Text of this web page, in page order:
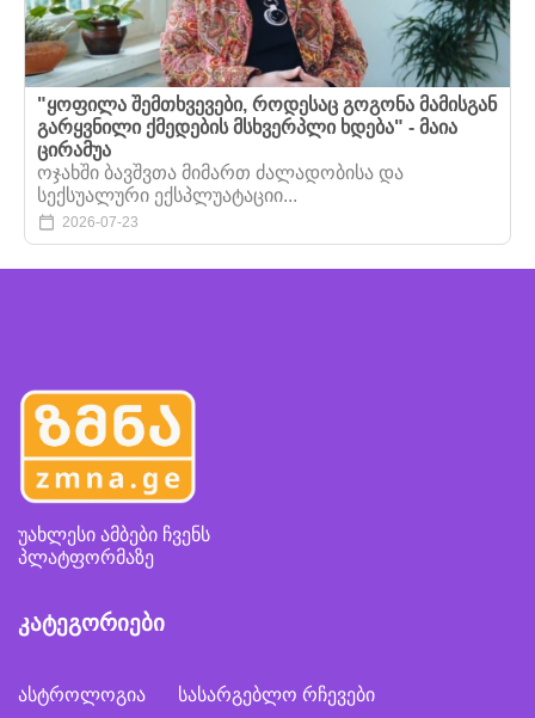
"ყოფილა შემთხვევები, როდესაც გოგონა მამისგან
გარყვნილი ქმედების მსხვერპლი ხდება" - მაია
ცირამუა
ოჯახში ბავშვთა მიმართ ძალადობისა და
სექსუალური ექსპლუატაციი...
2026-07-23
უახლესი ამბები ჩვენს
პლატფორმაზე
კატეგორიები
ასტროლოგია
სასარგებლო რჩევები